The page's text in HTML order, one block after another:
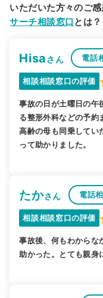
いただいた方々のご
サーチ相談窓口 とは？
Hisaさん 電話
相談相談窓口の評価
事故の日が土曜日の午
る整形外科などの予約
高齢の母も同乗してい
って助かりました。
たかさん 電話
相談相談窓口の評価
事故後、何もわからな
助かった。とても親身